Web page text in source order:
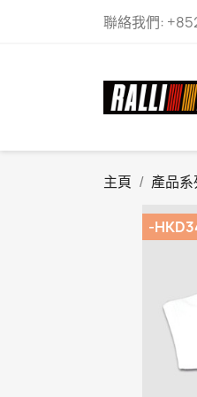
聯絡我們:
主頁 產品系
-